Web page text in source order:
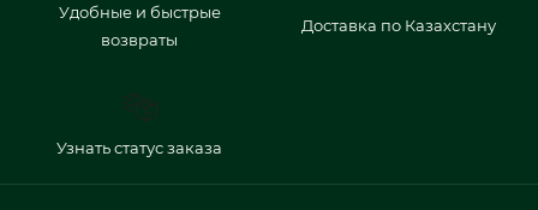
Удобные и быстрые
возвраты
Доставка по Казахстану
Узнать статус заказа